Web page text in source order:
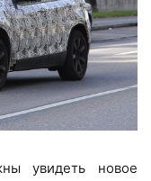
увидеть новое